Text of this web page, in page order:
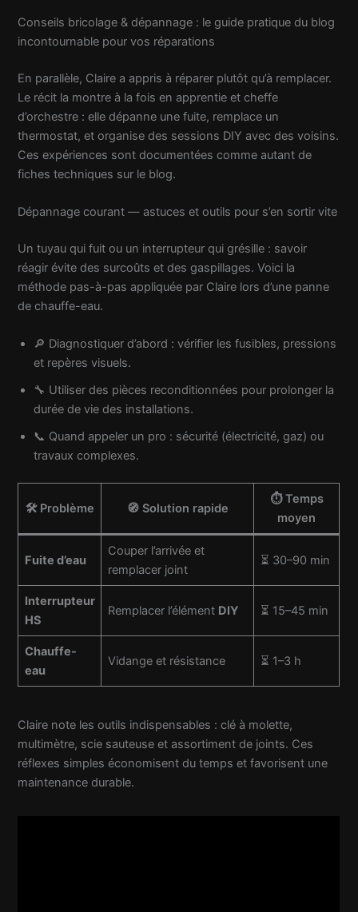
Conseils bricolage & dépannage : le guide pratique du blog
incontournable pour vos réparations
En parallèle, Claire a appris à réparer plutôt qu’à remplacer.
Le récit la montre à la fois en apprentie et cheffe
d’orchestre : elle dépanne une fuite, remplace un
thermostat, et organise des sessions DIY avec des voisins.
Ces expériences sont documentées comme autant de
fiches techniques sur le blog.
Dépannage courant — astuces et outils pour s’en sortir vite
Un tuyau qui fuit ou un interrupteur qui grésille : savoir
réagir évite des surcoûts et des gaspillages. Voici la
méthode pas-à-pas appliquée par Claire lors d’une panne
de chauffe-eau.
🔎 Diagnostiquer d’abord : vérifier les fusibles, pressions
et repères visuels.
🔧 Utiliser des pièces reconditionnées pour prolonger la
durée de vie des installations.
📞 Quand appeler un pro : sécurité (électricité, gaz) ou
travaux complexes.
🛠️ Problème 🧭 Solution rapide
⏱️ Temps
moyen
Fuite d’eau
Couper l’arrivée et
remplacer joint
⏳ 30–90 min
Interrupteur
HS
Remplacer l’élément DIY ⏳ 15–45 min
Chauffe-
eau
Vidange et résistance ⏳ 1–3 h
Claire note les outils indispensables : clé à molette,
multimètre, scie sauteuse et assortiment de joints. Ces
réflexes simples économisent du temps et favorisent une
maintenance durable.